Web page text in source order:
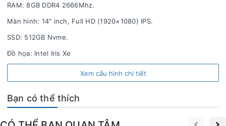
CS BMT: 24/5 Giải Phóng, p. Tân Thành, Buôn Ma Thuột,
ĐăkLăk.
Hotline: 0964256379.
- Laptop Gia Thụy, chuyênlaptop cũ giá rẻ
Chí Minh; Buôn Ma Thuột -ĐăkLăk.
- Bán linh kiện laptop zin giá lẻ rẻ như sỉ cạnh tranh Khu vực
RAM: 8GB DDR4 2666Mhz.
Màn hình: 14" inch, Full HD (1920×1080) IPS.
SSD: 512GB Nvme.
Đồ họa: Intel Iris Xe
Xem cấu hình chi tiết
Bạn có thể thích